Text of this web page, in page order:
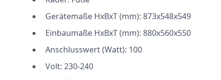
Gerätemaße HxBxT (mm): 873x548x549
Einbaumaße HxBxT (mm): 880x560x550
Anschlusswert (Watt): 100
Volt: 230-240